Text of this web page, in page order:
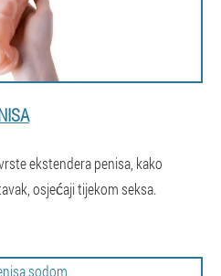
ekstendera penisa, kako
osjećaji tijekom seksa.